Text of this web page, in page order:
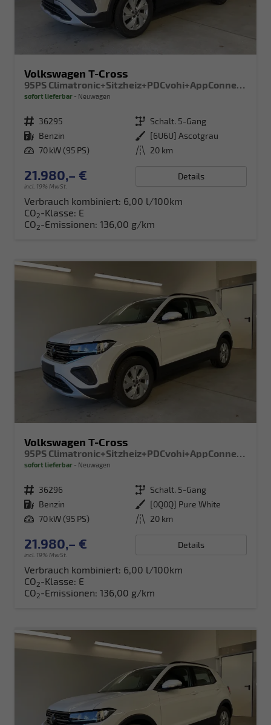
Volkswagen T-Cross
95PS Climatronic+Sitzheiz+PDCvohi+AppConnect+Side+TravelAssist+ACC
sofort lieferbar Neuwagen
Fahrzeugnr. 36295 Getriebe Schalt. 5-Gang
Kraftstoff Benzin Außenfarbe [6U6U] Ascotgrau
Leistung 70 kW (95 PS) Kilometerstand 20 km
21.980,– €
incl. 19% MwSt.
Details
Verbrauch kombiniert: 6,00 l/100km
CO2-Klasse: E
CO2-Emissionen: 136,00 g/km
Volkswagen T-Cross
95PS Climatronic+Sitzheiz+PDCvohi+AppConnect+Side+TravelAssist+ACC
sofort lieferbar Neuwagen
Fahrzeugnr. 36296 Getriebe Schalt. 5-Gang
Kraftstoff Benzin Außenfarbe [0Q0Q] Pure White
Leistung 70 kW (95 PS) Kilometerstand 20 km
21.980,– €
incl. 19% MwSt.
Details
Verbrauch kombiniert: 6,00 l/100km
CO2-Klasse: E
CO2-Emissionen: 136,00 g/km